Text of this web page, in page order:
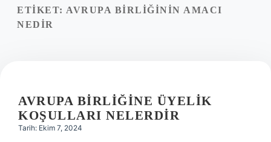
Yasal Uyarı
ETIKET: AVRUPA BIRLIĞININ AMACI
NEDIR
AVRUPA BIRLIĞINE ÜYELIK
KOŞULLARI NELERDIR
Tarih: Ekim 7, 2024